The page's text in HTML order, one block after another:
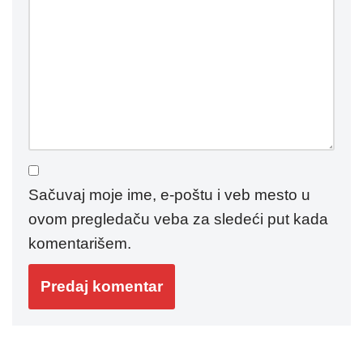
Sačuvaj moje ime, e-poštu i veb mesto u
ovom pregledaču veba za sledeći put kada
komentarišem.